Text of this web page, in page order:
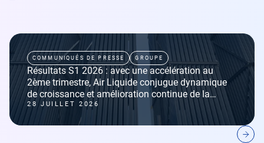
COMMUNIQUÉS DE PRESSE GROUPE
Résultats S1 2026 : avec une accélération au
2ème trimestre, Air Liquide conjugue dynamique
de croissance et amélioration continue de la
performance
28 JUILLET 2026